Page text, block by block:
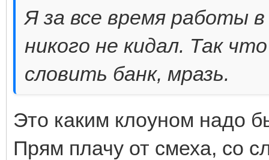
Я за все время работы
никого не кидал. Так
словить банк, мразь.
Это каким клоуном надо
Прям плачу от смеха, со